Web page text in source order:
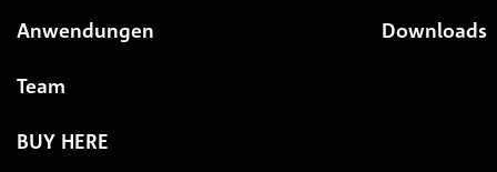
Anwendungen
Team
BUY HERE
Downloads